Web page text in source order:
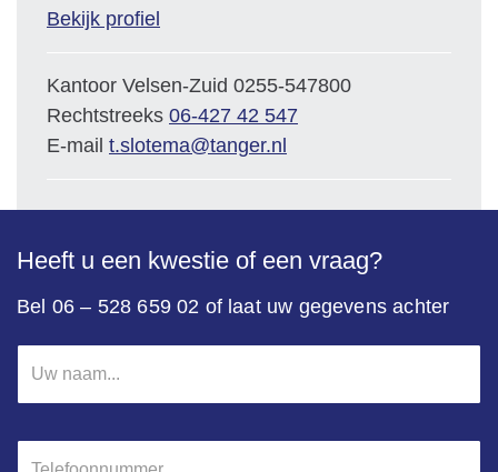
Bekijk profiel
Kantoor Velsen-Zuid 0255-547800
Rechtstreeks 06-427 42 547
E-mail t.slotema@tanger.nl
Heeft u een kwestie of een vraag?
Bel 06 – 528 659 02 of laat uw gegevens achter
naam